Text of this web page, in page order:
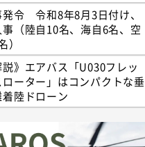
発令 令和8年8月3日付け、
事（陸自10名、海自6名、空
）
説》エアバス「U030フレッ
ローター」はコンパクトな垂
着陸ドローン